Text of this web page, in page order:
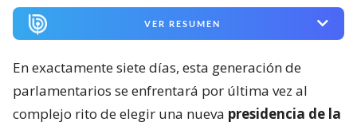
VER RESUMEN
En exactamente siete días, esta generación de
parlamentarios se enfrentará por última vez al
complejo rito de elegir una nueva presidencia de la